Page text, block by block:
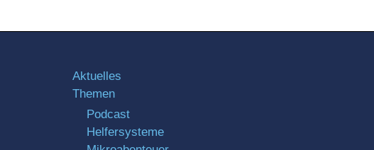
Aktuelles
Themen
Podcast
Helfersysteme